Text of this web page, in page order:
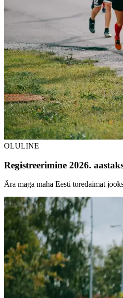
OLULINE
Registreerimine 2026.
Ära maga maha Eesti toredaimat